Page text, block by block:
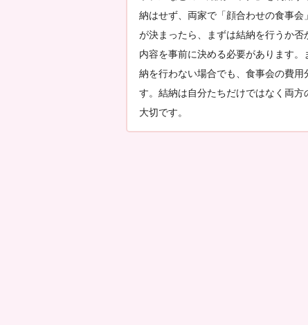
納はせず、両家で「顔合わせの食事
が決まったら、まずは結納を行うか
内容を事前に決める必要があります
納を行わない場合でも、食事会の費
す。結納は自分たちだけではなく両
大切です。